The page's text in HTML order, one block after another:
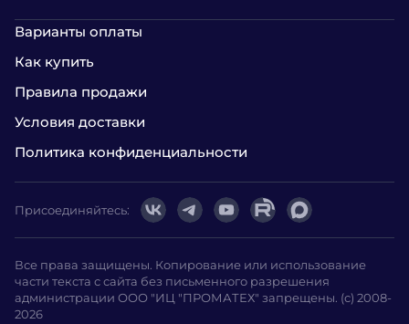
Варианты оплаты
Как купить
Правила продажи
Условия доставки
Политика конфиденциальности
Все права защищены. Копирование или использование
части текста с сайта без письменного разрешения
администрации ООО "ИЦ "ПРОМАТЕХ" запрещены. (с) 2008-
2026
Присоединяйтесь: